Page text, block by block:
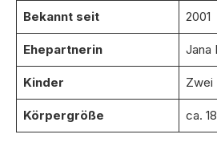
Bekannt seit 2001
Ehepartnerin Jana
Kinder Zwei
Körpergröße ca.